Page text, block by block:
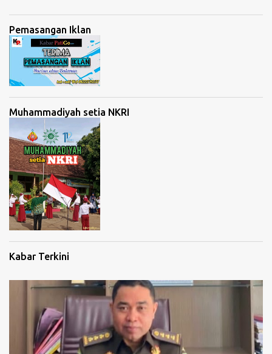
Pemasangan Iklan
Muhammadiyah setia NKRI
Kabar Terkini